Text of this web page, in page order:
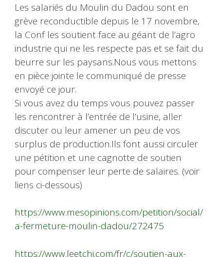
Les salariés du Moulin du Dadou sont en
grève reconductible depuis le 17 novembre,
la Conf les soutient face au géant de l’agro
industrie qui ne les respecte pas et se fait du
beurre sur les paysans.Nous vous mettons
en pièce jointe le communiqué de presse
envoyé ce jour.
Si vous avez du temps vous pouvez passer
les rencontrer à l’entrée de l’usine, aller
discuter ou leur amener un peu de vos
surplus de production.Ils font aussi circuler
une pétition et une cagnotte de soutien
pour compenser leur perte de salaires. (voir
liens ci-dessous)
https://www.mesopinions.com/petition/social/
a-fermeture-moulin-dadou/272475
https://www.leetchi.com/fr/c/soutien-aux-